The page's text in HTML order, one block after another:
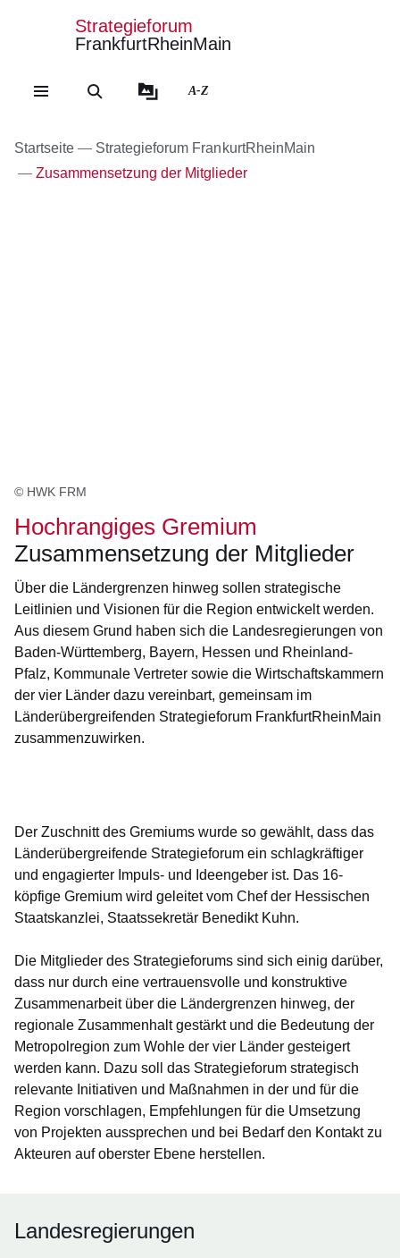
Direkt zum Kopf der
Direkt zum Inhalt
Direkt zum Fuß der
Strategieforum
FrankfurtRheinMain
A-Z
Startseite
Strategieforum FrankurtRheinMain
Zusammensetzung der Mitglieder
© HWK FRM
Hochrangiges Gremium
Zusammensetzung der Mitglieder
Über die Ländergrenzen hinweg sollen strategische
Leitlinien und Visionen für die Region entwickelt werden.
Aus diesem Grund haben sich die Landesregierungen von
Baden-Württemberg, Bayern, Hessen und Rheinland-
Pfalz, Kommunale Vertreter sowie die Wirtschaftskammern
der vier Länder dazu vereinbart, gemeinsam im
Länderübergreifenden Strategieforum FrankfurtRheinMain
zusammenzuwirken.
Der Zuschnitt des Gremiums wurde so gewählt, dass das
Länderübergreifende Strategieforum ein schlagkräftiger
und engagierter Impuls- und Ideengeber ist. Das 16-
köpfige Gremium wird geleitet vom Chef der Hessischen
Staatskanzlei, Staatssekretär Benedikt Kuhn.
Die Mitglieder des Strategieforums sind sich einig darüber,
dass nur durch eine vertrauensvolle und konstruktive
Zusammenarbeit über die Ländergrenzen hinweg, der
regionale Zusammenhalt gestärkt und die Bedeutung der
Metropolregion zum Wohle der vier Länder gesteigert
werden kann. Dazu soll das Strategieforum strategisch
relevante Initiativen und Maßnahmen in der und für die
Region vorschlagen, Empfehlungen für die Umsetzung
von Projekten aussprechen und bei Bedarf den Kontakt zu
Akteuren auf oberster Ebene herstellen.
Landesregierungen